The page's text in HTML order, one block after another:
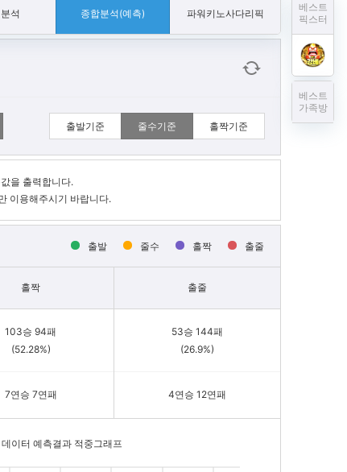
베스트
픽스터
베스트
가족방
석 종합분석(예측) 파워키노사다리픽
출발기준 줄수기준 홀짝기준
을 출력합니다.
이용해주시기 바랍니다.
출발 줄수 홀짝 출줄
홀짝 출줄
103승 94패
(52.28%)
53승 144패
(26.9%)
7연승 7연패 4연승 12연패
이터 예측결과 적중그래프